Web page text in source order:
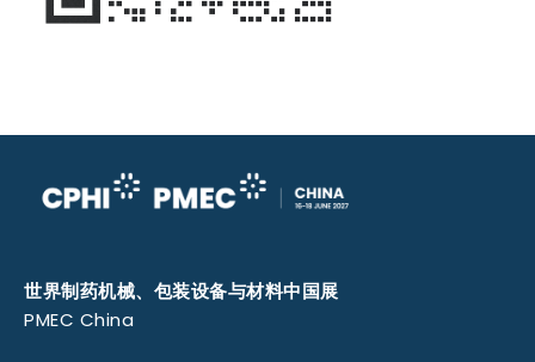
世界制药机械、包装设备与材料中国展
PMEC China